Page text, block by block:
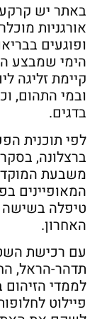
באתר יש
אורגניות
ופוגעים
הימי שמבצע
קיימת זליגה
ובמי התהום,
בדגים.
לפי תוכנית
משבעת
המאופיינים
טיפלה בשישה
האחרון.
עם רכישת
תדהר-הראל,
לממדי הזיהום
פיילוט